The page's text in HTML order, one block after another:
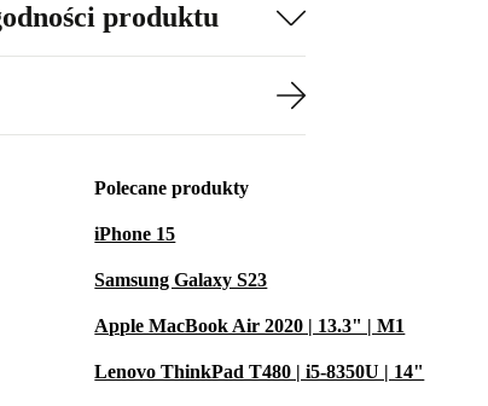
produktu
Polecane produkty
iPhone 15
Samsung Galaxy S23
Apple MacBook Air 2020 | 13.3" | M1
Lenovo ThinkPad T480 | i5-8350U | 14"